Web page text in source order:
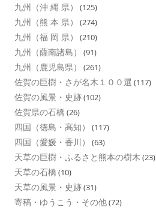
九州（沖 縄 県） (125)
九州（熊 本 県） (274)
九州（福 岡 県） (210)
九州（薩南諸島） (91)
九州（鹿児島県） (261)
佐賀の巨樹・さが名木１００選 (117)
佐賀の風景・史跡(102)
佐賀県の石橋 (26)
四国（徳島・高知） (117)
四国（愛媛・香川） (63)
天草の巨樹・ふるさと熊本の樹木 (23)
天草の石橋 (10)
天草の風景・史跡(31)
寄稿・ゆうこう・その他(72)